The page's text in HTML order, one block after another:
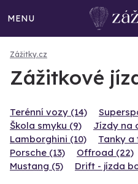
MENU
Zážitky.cz
Zážitkové
Terénní vozy (14)
Škola smyku (9)
Jízdy na
Lamborghini (10)
Tanky
Porsche (13)
Offroad (22)
Mustang (5)
Drift - jízda